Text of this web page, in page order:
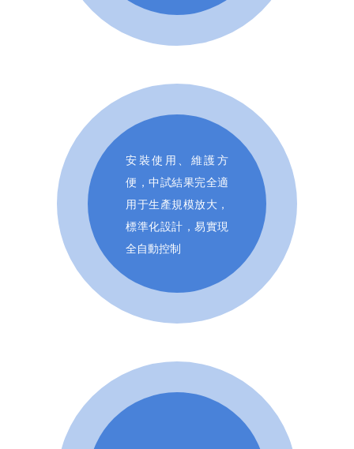
安裝使用、維護方
便，中試結果完全適
用于生產規模放大，
標準化設計，易實現
全自動控制